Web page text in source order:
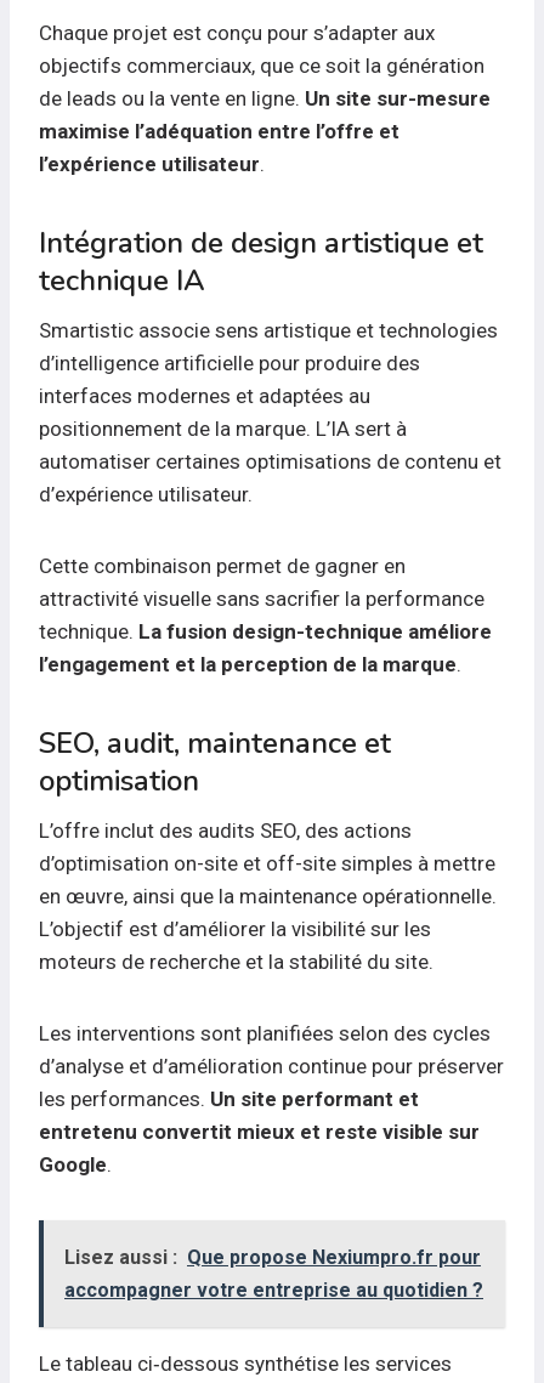
Chaque projet est conçu pour s’adapter aux
objectifs commerciaux, que ce soit la génération
de leads ou la vente en ligne. Un site sur-mesure
maximise l’adéquation entre l’offre et
l’expérience utilisateur.
Intégration de design artistique et
technique IA
Smartistic associe sens artistique et technologies
d’intelligence artificielle pour produire des
interfaces modernes et adaptées au
positionnement de la marque. L’IA sert à
automatiser certaines optimisations de contenu et
d’expérience utilisateur.
Cette combinaison permet de gagner en
attractivité visuelle sans sacrifier la performance
technique. La fusion design-technique améliore
l’engagement et la perception de la marque.
SEO, audit, maintenance et
optimisation
L’offre inclut des audits SEO, des actions
d’optimisation on-site et off-site simples à mettre
en œuvre, ainsi que la maintenance opérationnelle.
L’objectif est d’améliorer la visibilité sur les
moteurs de recherche et la stabilité du site.
Les interventions sont planifiées selon des cycles
d’analyse et d’amélioration continue pour préserver
les performances. Un site performant et
entretenu convertit mieux et reste visible sur
Google.
Lisez aussi : Que propose Nexiumpro.fr pour
accompagner votre entreprise au quotidien ?
Le tableau ci‑dessous synthétise les services